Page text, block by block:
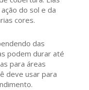
do sol e da
cores.
das
podem durar até
para áreas
deve usar para